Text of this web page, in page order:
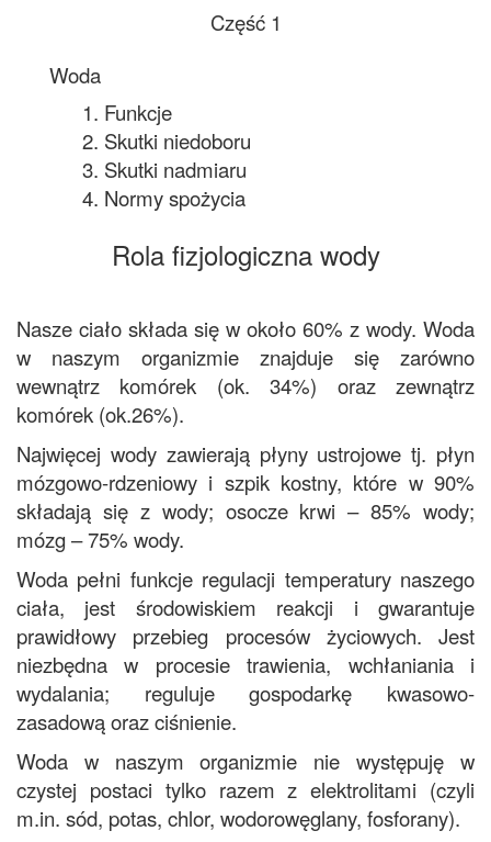
Część 1
Woda
1. Funkcje
2. Skutki niedoboru
3. Skutki nadmiaru
4. Normy spożycia
Rola fizjologiczna wody
Nasze ciało składa się w około 60% z wody. Woda
w naszym organizmie znajduje się zarówno
wewnątrz komórek (ok. 34%) oraz zewnątrz
komórek (ok.26%).
Najwięcej wody zawierają płyny ustrojowe tj. płyn
mózgowo-rdzeniowy i szpik kostny, które w 90%
składają się z wody; osocze krwi – 85% wody;
mózg – 75% wody.
Woda pełni funkcje regulacji temperatury naszego
ciała, jest środowiskiem reakcji i gwarantuje
prawidłowy przebieg procesów życiowych. Jest
niezbędna w procesie trawienia, wchłaniania i
wydalania; reguluje gospodarkę kwasowo-
zasadową oraz ciśnienie.
Woda w naszym organizmie nie występuję w
czystej postaci tylko razem z elektrolitami (czyli
m.in. sód, potas, chlor, wodorowęglany, fosforany).